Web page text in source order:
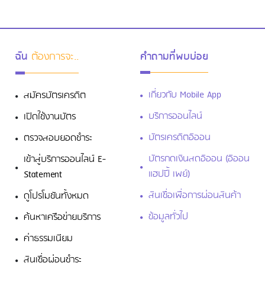
ฉัน ต้องการจะ..
สมัครบัตรเครดิต
เปิดใช้งานบัตร
ตรวจสอบยอดชำระ
เข้าสู่บริการออนไลน์ E-
Statement
ดูโปรโมชันทั้งหมด
ค้นหาเครือข่ายบริการ
ค่าธรรมเนียม
สินเชื่อผ่อนชำระ
คำถามที่พบบ่อย
เกี่ยวกับ Mobile App
บริการออนไลน์
บัตรเครดิตอิออน
บัตรกดเงินสดอิออน (อิออน
แฮปปี้ เพย์)
สินเชื่อเพื่อการผ่อนสินค้า
ข้อมูลทั่วไป